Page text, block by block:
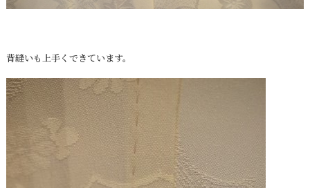
背縫いも上手くできています。